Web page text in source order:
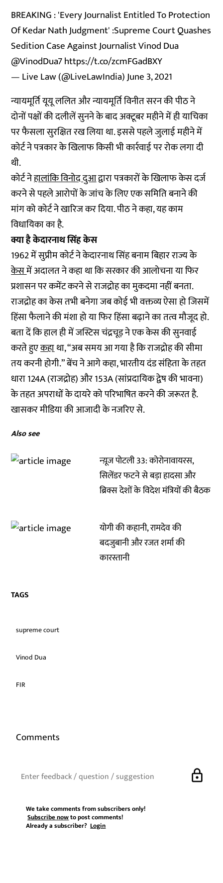
BREAKING : 'Every Journalist Entitled To Protection
Of Kedar Nath Judgment' :Supreme Court Quashes
Sedition Case Against Journalist Vinod Dua
@VinodDua7https://t.co/zcmFGadBXY
— Live Law (@LiveLawIndia)June 3, 2021
न्यायमूर्ति यूयू ललित और न्यायमूर्ति विनीत सरन की पीठ ने
दोनों पक्षों की दलीलें सुनने के बाद अक्टूबर महीने में ही याचिका
पर फैसला सुरक्षित रख लिया था. इससे पहले जुलाई महीने में
कोर्ट ने पत्रकार के खिलाफ किसी भी कार्रवाई पर रोक लगा दी
थी.
कोर्ट नेहालांकि विनोद दुआद्वारा पत्रकारों के खिलाफ केस दर्ज
करने से पहले आरोपों के जांच के लिए एक समिति बनाने की
मांग को कोर्ट ने खारिज कर दिया. पीठ ने कहा, यह काम
विधायिका का है.
क्या है केदारनाथ सिंह केस
1962 में सुप्रीम कोर्ट ने केदारनाथ सिंह बनाम बिहार राज्य के
केसमें अदालत ने कहा था कि सरकार की आलोचना या फिर
प्रशासन पर कमेंट करने से राजद्रोह का मुकदमा नहीं बनता.
राजद्रोह का केस तभी बनेगा जब कोई भी वक्तव्य ऐसा हो जिसमें
हिंसा फैलाने की मंशा हो या फिर हिंसा बढ़ाने का तत्व मौजूद हो.
बता दें कि हाल ही में जस्टिस चंद्रचूड़ ने एक केस की सुनवाई
करते हुएकहाथा, “अब समय आ गया है कि राजद्रोह की सीमा
तय करनी होगी.” बेंच ने आगे कहा, भारतीय दंड संहिता के तहत
धारा 124A (राजद्रोह) और 153A (सांप्रदायिक द्वेष की भावना)
के तहत अपराधों के दायरे को परिभाषित करने की जरूरत है.
खासकर मीडिया की आजादी के नजरिए से.
Also see
न्य़ूज पोटली 33: कोरोनावायरस,
सिलेंडर फटने से बड़ा हादसा और
ब्रिक्स देशों के विदेश मंत्रियों की बैठक
योगी की कहानी, रामदेव की
बदजुबानी और रजत शर्मा की
कारस्तानी
TAGS
supreme court
Vinod Dua
FIR
Comments
lock
We take comments from subscribers only!
Subscribe nowto post comments!
Already a subscriber?Login